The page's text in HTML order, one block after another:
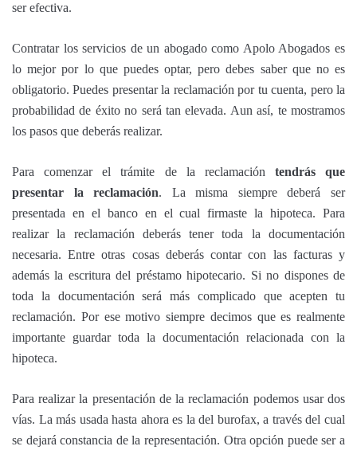
ser efectiva.
Contratar los servicios de un abogado como Apolo Abogados es
lo mejor por lo que puedes optar, pero debes saber que no es
obligatorio. Puedes presentar la reclamación por tu cuenta, pero la
probabilidad de éxito no será tan elevada. Aun así, te mostramos
los pasos que deberás realizar.
Para comenzar el trámite de la reclamación tendrás que
presentar la reclamación. La misma siempre deberá ser
presentada en el banco en el cual firmaste la hipoteca. Para
realizar la reclamación deberás tener toda la documentación
necesaria. Entre otras cosas deberás contar con las facturas y
además la escritura del préstamo hipotecario. Si no dispones de
toda la documentación será más complicado que acepten tu
reclamación. Por ese motivo siempre decimos que es realmente
importante guardar toda la documentación relacionada con la
hipoteca.
Para realizar la presentación de la reclamación podemos usar dos
vías. La más usada hasta ahora es la del burofax, a través del cual
se dejará constancia de la representación. Otra opción puede ser a